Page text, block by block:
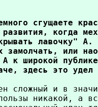
сгущаете
когда
лавочку"
замолчать, или
А к широкой
сложный и в
никакой, а